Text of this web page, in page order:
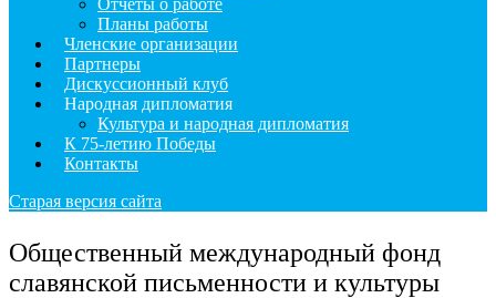
Отчеты о работе
Планы работы
Членские организации
Партнеры
Дискуссионный клуб
Народная дипломатия
Культура и народная дипломатия
К 75-летию Победы
Контакты
Старая версия сайта
Общественный международный фонд
славянской письменности и культуры